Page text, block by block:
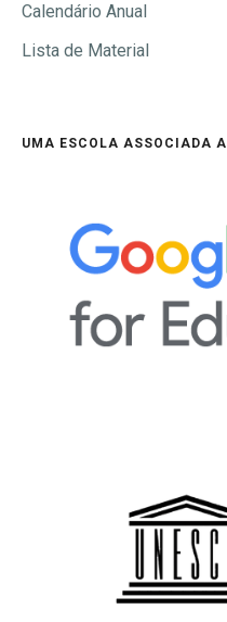
Calendário Anual
Lista de Material
UMA ESCOLA ASSOCIADA A